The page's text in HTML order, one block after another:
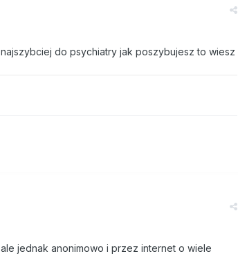
do psychiatry jak poszybujesz to wiesz
jednak anonimowo i przez internet o wiele